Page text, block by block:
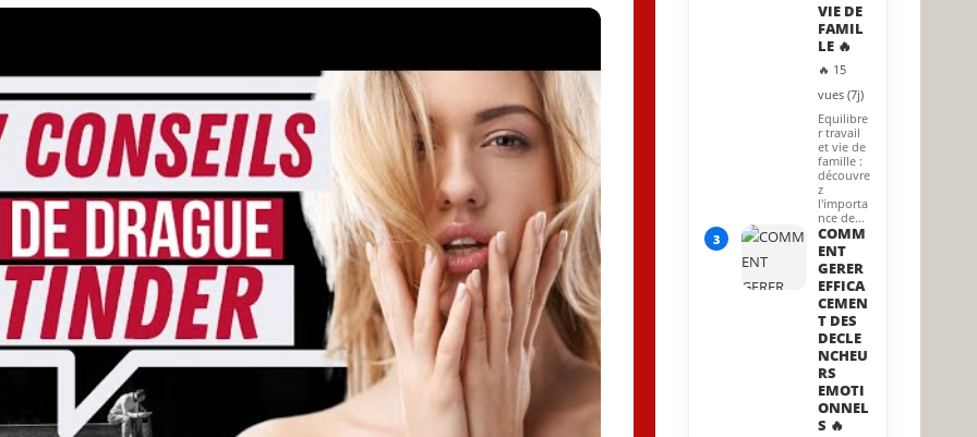
recommandés
VIE DE
FAMIL
LE 🔥
🔥 15
vues (7j)
Equilibre
r travail
et vie de
famille :
découvre
z
l'importa
nce de…
3
COMM
ENT
GERER
EFFICA
CEMEN
T DES
DECLE
NCHEU
RS
EMOTI
ONNEL
S 🔥